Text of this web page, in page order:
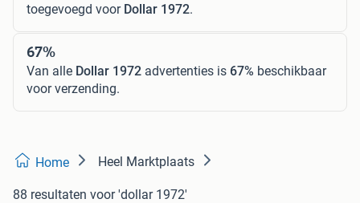
toegevoegd voor Dollar 1972.
67%
Van alle Dollar 1972 advertenties is 67% beschikbaar
voor verzending.
Home Heel Marktplaats
88 resultaten voor 'dollar 1972'